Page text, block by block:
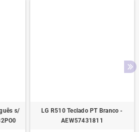
s/
LG R510 Teclado PT Branco -
AEW57431811